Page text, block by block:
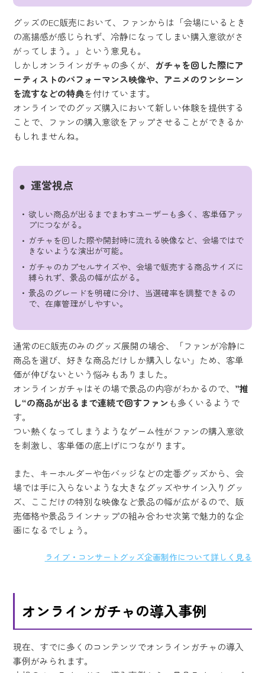
グッズのEC販売において、ファンからは「会場にいるとき
の高揚感が感じられず、冷静になってしまい購入意欲がさ
がってしまう。」という意見も。
しかしオンラインガチャの多くが、 ガチャを回した際にア
ーティストのパフォーマンス映像や、アニメのワンシーン
を流すなどの特典を付けています。
オンラインでのグッズ購入において新しい体験を提供する
ことで、ファンの購入意欲をアップさせることができるか
もしれませんね。
運営視点
欲しい商品が出るまでまわすユーザーも多く、客単価アッ
プにつながる。
ガチャを回した際や開封時に流れる映像など、会場ではで
きないような演出が可能。
ガチャのカプセルサイズや、会場で販売する商品サイズに
縛られず、景品の幅が広がる。
景品のグレードを明確に分け、当選確率を調整できるの
で、在庫管理がしやすい。
通常のEC販売のみのグッズ展開の場合、「ファンが冷静に
商品を選び、好きな商品だけしか購入しない」ため、客単
価が伸びないという悩みもありました。
オンラインガチャはその場で景品の内容がわかるので、 ”推
し“の商品が出るまで連続で回すファン も多くいるようで
す。
つい熱くなってしまうようなゲーム性がファンの購入意欲
を刺激し、客単価の底上げにつながります。
また、キーホルダーや缶バッジなどの定番グッズから、会
場では手に入らないような大きなグッズやサイン入りグッ
ズ、ここだけの特別な映像など景品の幅が広がるので、販
売価格や景品ラインナップの組み合わせ次第で魅力的な企
画になるでしょう。
ライブ・コンサートグッズ企画制作について詳しく見る
オンラインガチャの導入事例
現在、すでに多くのコンテンツでオンラインガチャの導入
事例がみられます。